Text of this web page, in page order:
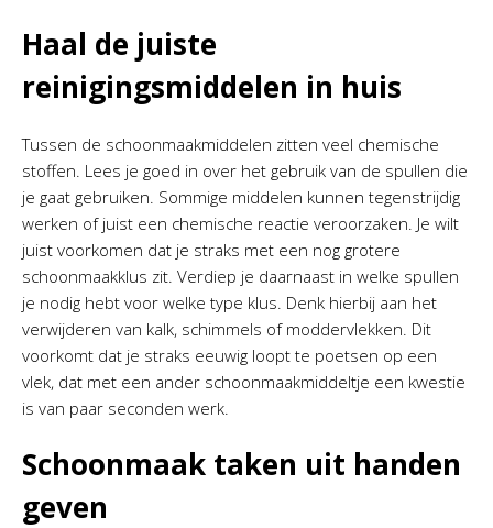
Haal de juiste
reinigingsmiddelen in huis
Tussen de schoonmaakmiddelen zitten veel chemische
stoffen. Lees je goed in over het gebruik van de spullen die
je gaat gebruiken. Sommige middelen kunnen tegenstrijdig
werken of juist een chemische reactie veroorzaken. Je wilt
juist voorkomen dat je straks met een nog grotere
schoonmaakklus zit. Verdiep je daarnaast in welke spullen
je nodig hebt voor welke type klus. Denk hierbij aan het
verwijderen van kalk, schimmels of moddervlekken. Dit
voorkomt dat je straks eeuwig loopt te poetsen op een
vlek, dat met een ander schoonmaakmiddeltje een kwestie
is van paar seconden werk.
Schoonmaak taken uit handen
geven